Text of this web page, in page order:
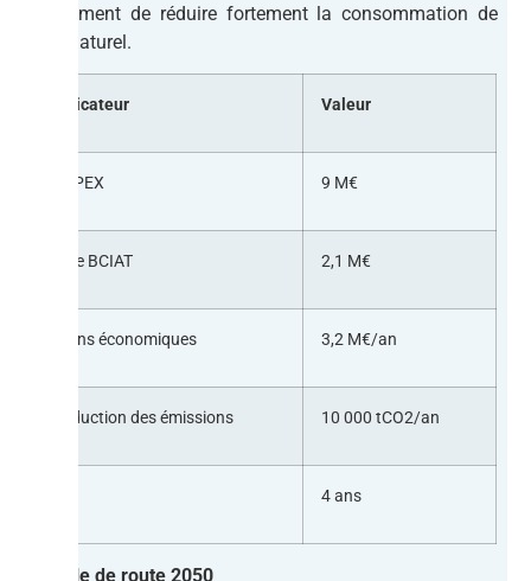
également de réduire fortement la consommation de
gaz naturel.
Indicateur Valeur
CAPEX 9 M€
Aide BCIAT 2,1 M€
Gains économiques 3,2 M€/an
Réduction des émissions 10 000 tCO2/an
4 ans
Feuille de route 2050